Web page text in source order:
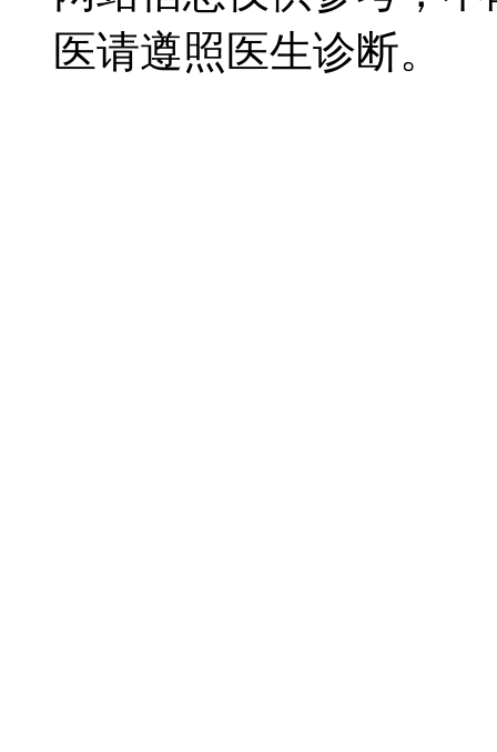
医请遵照医生诊断。